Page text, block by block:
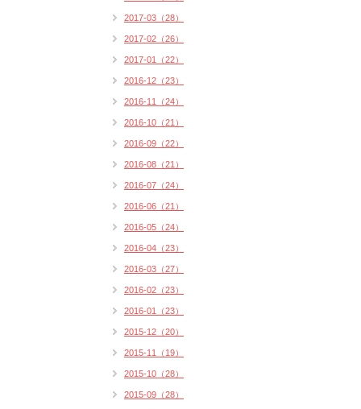
2017-03（28）
2017-02（26）
2017-01（22）
2016-12（23）
2016-11（24）
2016-10（21）
2016-09（22）
2016-08（21）
2016-07（24）
2016-06（21）
2016-05（24）
2016-04（23）
2016-03（27）
2016-02（23）
2016-01（23）
2015-12（20）
2015-11（19）
2015-10（28）
2015-09（28）